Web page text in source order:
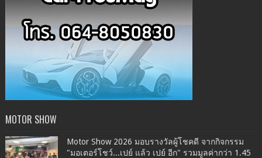
MOTOR SHOW
Motor Show 2026 มอบรางวัลผู้โชคดี จากกิจกรรม
"มอเตอร์โชว์...เปย์ แล้ว เปย์ อีก" รวมมูลค่ากว่า 1.45